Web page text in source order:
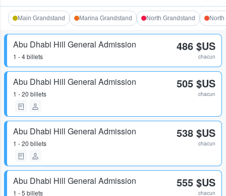
Main Grandstand Marina Grandstand North Grandstand
Abu Dhabi Hill General Admission
1 - 4 billets
486 $US
chacun
Abu Dhabi Hill General Admission
1 - 20 billets
505 $US
chacun
Abu Dhabi Hill General Admission
1 - 20 billets
538 $US
chacun
Abu Dhabi Hill General Admission
1 - 5 billets
555 $US
chacun